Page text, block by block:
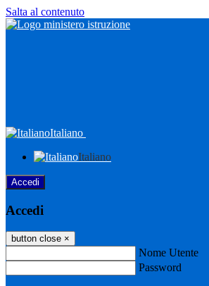
Salta al contenuto
Italiano
Italiano
Accedi
Accedi
button close ×
Nome Utente
Password